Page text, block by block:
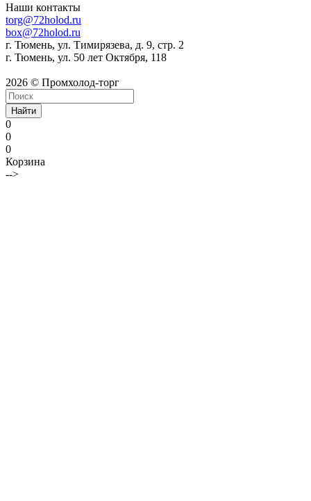
Наши контакты
torg@72holod.ru
box@72holod.ru
г. Тюмень, ул. Тимирязева, д. 9, стр. 2
г. Тюмень, ул. 50 лет Октября, 118
2026 © Промхолод-торг
Найти
0
0
0
Корзина
-->